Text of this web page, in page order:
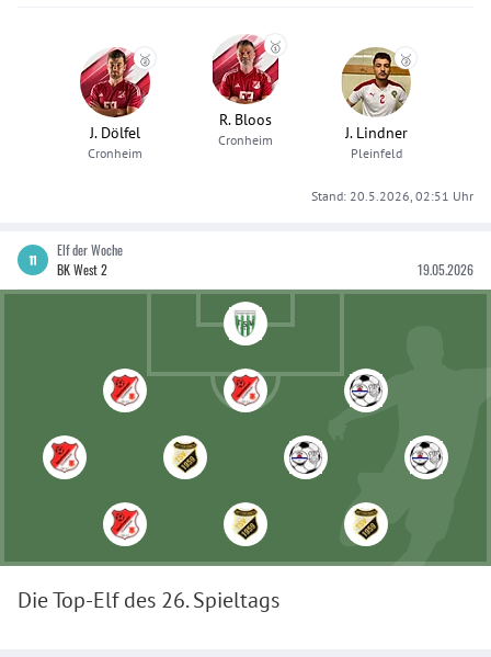
🥈
J. Dölfel
Cronheim
🥇
R. Bloos
Cronheim
🥉
J. Lindner
Pleinfeld
Stand: 20.5.2026, 02:51 Uhr
Elf der Woche
BK West 2
19.05.2026
Die Top-Elf des 26. Spieltags